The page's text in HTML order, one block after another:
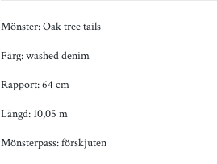
Mönster: Oak tree tails
Färg: washed denim
Rapport: 64 cm
Längd: 10,05 m
Mönsterpass: förskjuten